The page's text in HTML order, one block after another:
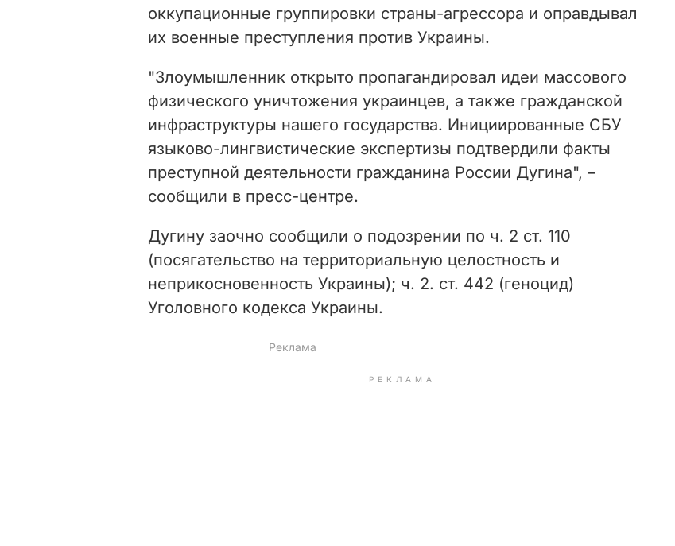
d
o
оккупационные группировки страны-агрессора и оправдывал
их военные преступления против Украины.
"Злоумышленник открыто пропагандировал идеи массового
физического уничтожения украинцев, а также гражданской
инфраструктуры нашего государства. Инициированные СБУ
языково-лингвистические экспертизы подтвердили факты
преступной деятельности гражданина России Дугина", –
сообщили в пресс-центре.
Дугину заочно сообщили о подозрении по ч. 2 ст. 110
(посягательство на территориальную целостность и
неприкосновенность Украины); ч. 2. ст. 442 (геноцид)
Уголовного кодекса Украины.
РЕКЛАМА